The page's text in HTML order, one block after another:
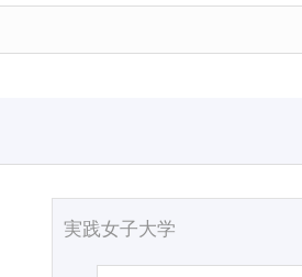
実践女子大学